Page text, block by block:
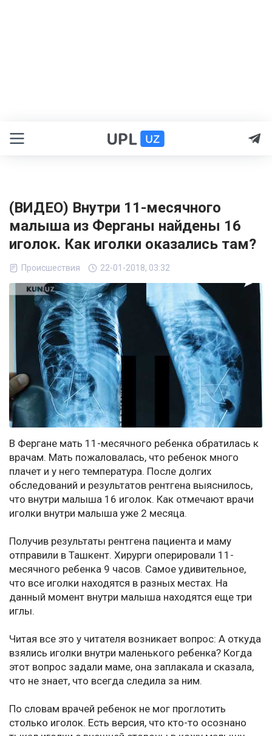
(ВИДЕО) Внутри 11-месячного
малыша из Ферганы найдены 16
иголок. Как иголки оказались там?
Происшествия 22-01-2018, 03:32
В Фергане мать 11-месячного ребенка обратилась к
врачам. Мать пожаловалась, что ребенок много
плачет и у него температура. После долгих
обследований и результатов рентгена выяснилось,
что внутри малыша 16 иголок. Как отмечают врачи
иголки внутри малыша уже 2 месяца.
Получив результаты рентгена пациента и маму
отправили в Ташкент. Хирурги оперировали 11-
месячного ребенка 9 часов. Самое удивительное,
что все иголки находятся в разных местах. На
данный момент внутри малыша находятся еще три
иглы.
Читая все это у читателя возникает вопрос: А откуда
взялись иголки внутри маленького ребенка? Когда
этот вопрос задали маме, она заплакала и сказала,
что не знает, что всегда следила за ним.
По словам врачей ребенок не мог проглотить
столько иголок. Есть версия, что кто-то осознано